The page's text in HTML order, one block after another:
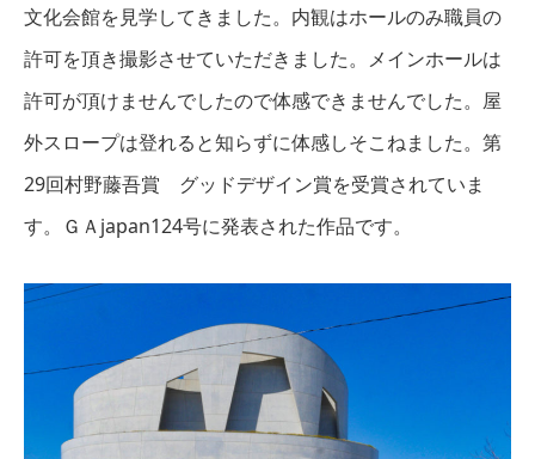
文化会館を見学してきました。内観はホールのみ職員の
許可を頂き撮影させていただきました。メインホールは
許可が頂けませんでしたので体感できませんでした。屋
外スロープは登れると知らずに体感しそこねました。第
29回村野藤吾賞 グッドデザイン賞を受賞されていま
す。ＧＡjapan124号に発表された作品です。